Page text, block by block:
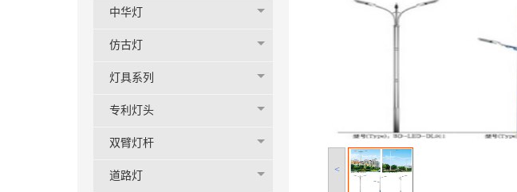
中华灯
仿古灯
灯具系列
专利灯头
双臂灯杆
道路灯 <